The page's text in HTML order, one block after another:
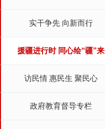
实干争先 向新而行
援疆进行时 同心绘“疆”来
访民情 惠民生 聚民心
政府教育督导专栏